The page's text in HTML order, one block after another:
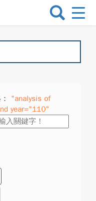
選
換
"analysis of
year="110"